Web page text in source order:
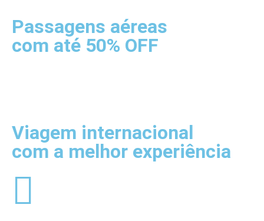
Passagens aéreas
com até 50% OFF
Viagem internacional
com a melhor experiência